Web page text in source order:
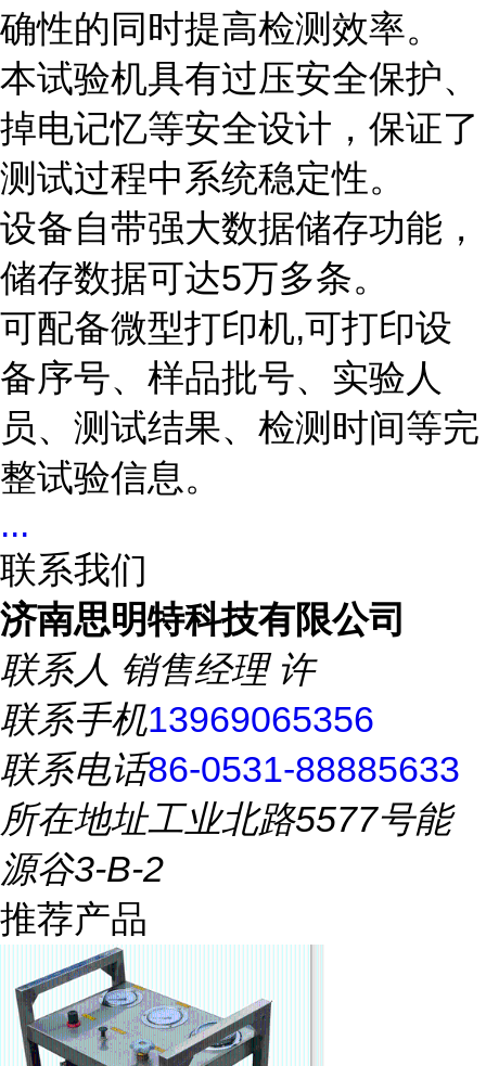
确性的同时提高检测效率。
本试验机具有过压安全保护、
掉电记忆等安全设计，保证了
测试过程中系统稳定性。
设备自带强大数据储存功能，
储存数据可达5万多条。
可配备微型打印机,可打印设
备序号、样品批号、实验人
员、测试结果、检测时间等完
整试验信息。
...
联系我们
济南思明特科技有限公司
联系人 销售经理 许
联系手机13969065356
联系电话86-0531-88885633
所在地址工业北路5577号能
源谷3-B-2
推荐产品